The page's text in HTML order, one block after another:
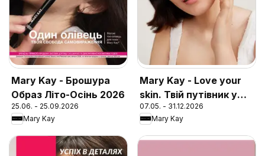
Mary Kay - Брошура
Образ Літо-Осінь 2026
25.06. - 25.09.2026
Mary Kay
Mary Kay - Love your
skin. Твій путівник у
догляді за шкірою
07.05. - 31.12.2026
Mary Kay